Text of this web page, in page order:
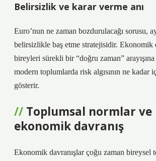
Belirsizlik ve karar verme anı
Euro’nun ne zaman bozdurulacağı sorusu,
belirsizlikle baş etme stratejisidir. Ekonomik
bireyleri sürekli bir “doğru zaman” arayışına
modern toplumlarda risk algısının ne kadar
gösterir.
Toplumsal normlar ve
ekonomik davranış
Ekonomik davranışlar çoğu zaman bireysel